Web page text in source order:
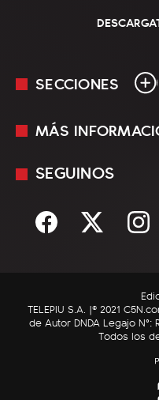
SECCIONES
En Vivo
Sociedad
C5N Autos
RatingCero
MÁS
Mediakit
Términos y condiciones
SEGUINOS
TELEPIU S.A. |© 2021
de Autor DNDA Legajo N°:
Todos los